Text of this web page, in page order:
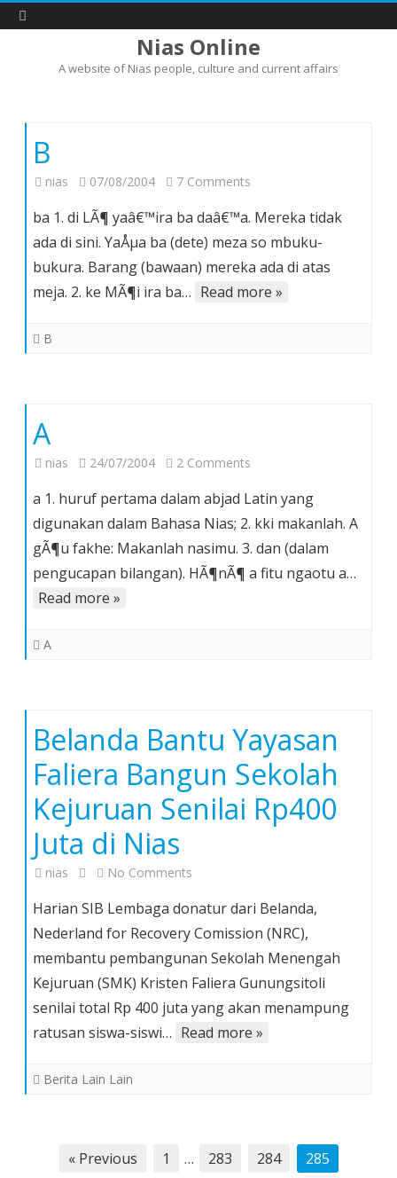
Nias Online
A website of Nias people, culture and current affairs
B
nias 07/08/2004 7 Comments
ba 1. di LÃ¶ yaâ€™ira ba daâ€™a. Mereka tidak
ada di sini. YaÅµa ba (dete) meza so mbuku-
bukura. Barang (bawaan) mereka ada di atas
meja. 2. ke MÃ¶i ira ba… Read more »
B
A
nias 24/07/2004 2 Comments
a 1. huruf pertama dalam abjad Latin yang
digunakan dalam Bahasa Nias; 2. kki makanlah. A
gÃ¶u fakhe: Makanlah nasimu. 3. dan (dalam
pengucapan bilangan). HÃ¶nÃ¶ a fitu ngaotu a…
Read more »
A
Belanda Bantu Yayasan
Faliera Bangun Sekolah
Kejuruan Senilai Rp400
Juta di Nias
nias No Comments
Bantu
Yayasan
Faliera
Bangun
Sekolah
Kejuruan
Harian SIB Lembaga donatur dari Belanda,
Nederland for Recovery Comission (NRC),
membantu pembangunan Sekolah Menengah
Kejuruan (SMK) Kristen Faliera Gunungsitoli
senilai total Rp 400 juta yang akan menampung
ratusan siswa-siswi… Read more »
Berita Lain Lain
« Previous 1 … 283 284 285